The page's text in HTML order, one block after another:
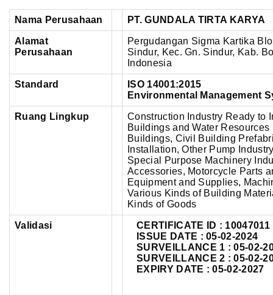
Nama Perusahaan PT. GUNDALA TIRTA KARYA
Alamat
Perusahaan
Pergudangan Sigma Kartika
Sindur, Kec. Gn. Sindur, Kab.
Indonesia
Standard
ISO 14001:2015
Environmental Management
Ruang Lingkup
Construction Industry Ready to
Buildings and Water
Buildings, Civil Building
Installation, Other Pump
Special Purpose Machinery
Accessories, Motorcycle Parts
Equipment and Supplies,
Various Kinds of Building
Kinds of Goods
Validasi CERTIFICATE ID : 10047011
ISSUE DATE : 05-02-2024
SURVEILLANCE 1 : 05-02-
SURVEILLANCE 2 : 05-02-
EXPIRY DATE : 05-02-2027